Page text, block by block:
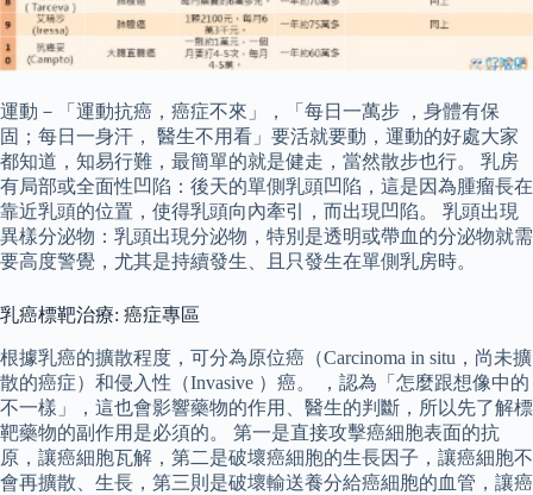
運動－「運動抗癌，癌症不來」，「每日一萬步 ，身體有保
固；每日一身汗， 醫生不用看」要活就要動，運動的好處大家
都知道，知易行難，最簡單的就是健走，當然散步也行。 乳房
有局部或全面性凹陷：後天的單側乳頭凹陷，這是因為腫瘤長在
靠近乳頭的位置，使得乳頭向內牽引，而出現凹陷。 乳頭出現
異樣分泌物：乳頭出現分泌物，特別是透明或帶血的分泌物就需
要高度警覺，尤其是持續發生、且只發生在單側乳房時。
乳癌標靶治療: 癌症專區
根據乳癌的擴散程度，可分為原位癌（Carcinoma in situ，尚未擴
散的癌症）和侵入性（Invasive ）癌。 ，認為「怎麼跟想像中的
不一樣」，這也會影響藥物的作用、醫生的判斷，所以先了解標
靶藥物的副作用是必須的。 第一是直接攻擊癌細胞表面的抗
原，讓癌細胞瓦解，第二是破壞癌細胞的生長因子，讓癌細胞不
會再擴散、生長，第三則是破壞輸送養分給癌細胞的血管，讓癌